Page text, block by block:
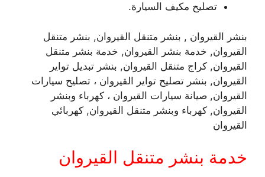
تصليح مكيف السيارة.
بنشر القيروان , بنشر متنقل القيروان, بنشر متنقل
القيروان, خدمة بنشر القيروان, خدمة بنشر متنقل
القيروان, كراج متنقل القيروان, بنشر تبديل تواير
القيروان, بنشر تصليح تواير القيروان ، تصليح سيارات
القيروان, صيانة سيارات القيروان ، كهرباء وبنشر
القيروان, كهرباء وبنشر متنقل القيروان, كهربائي
القيروان
خدمة بنشر متنقل القيروان